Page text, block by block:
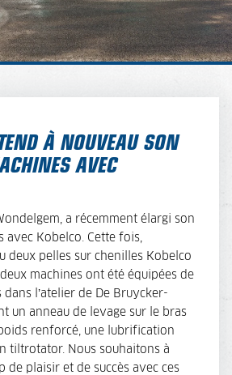
À NOUVEAU SON
AVEC
a récemment élargi son
avec Kobelco. Cette fois,
deux pelles sur chenilles Kobelco
deux machines ont été équipées de
l’atelier de De Bruycker-
un anneau de levage sur le bras
renforcé, une lubrification
tiltrotator. Nous souhaitons à
de plaisir et de succès avec ces